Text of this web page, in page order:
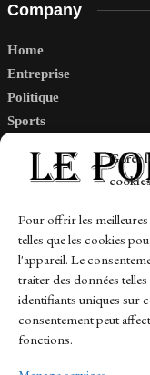
Gérer
Pour offrir les
telles que les cookies
l'appareil. Le
traiter des données
identifiants uniques sur
consentement peut
fonctions.
Company
Home
Entreprise
Politique
Sports
Links
Contact
Sitemap